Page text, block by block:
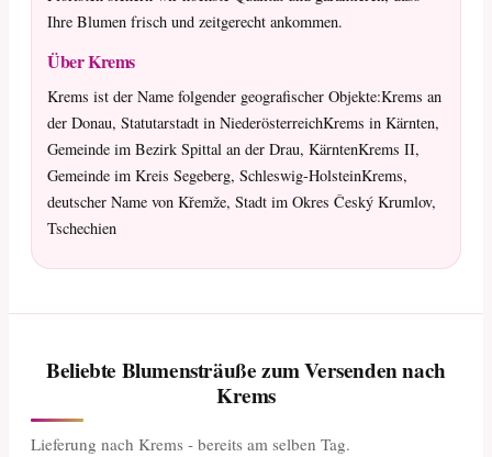
Ihre Blumen frisch und zeitgerecht ankommen.
Über Krems
Krems ist der Name folgender geografischer Objekte:Krems an
der Donau, Statutarstadt in NiederösterreichKrems in Kärnten,
Gemeinde im Bezirk Spittal an der Drau, KärntenKrems II,
Gemeinde im Kreis Segeberg, Schleswig-HolsteinKrems,
deutscher Name von Křemže, Stadt im Okres Český Krumlov,
Tschechien
Beliebte Blumensträuße zum Versenden nach
Krems
Lieferung nach Krems - bereits am selben Tag.